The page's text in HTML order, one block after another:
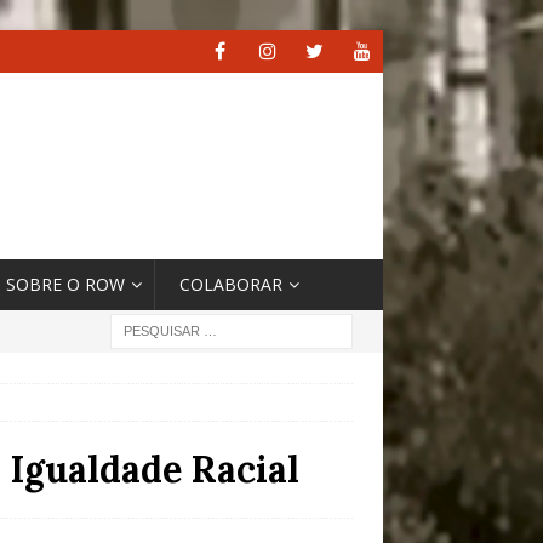
SOBRE O ROW COLABORAR
Racial